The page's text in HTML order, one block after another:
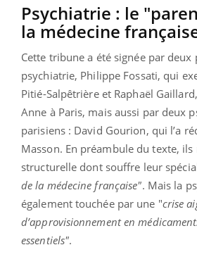
Psychiatrie : le
la médecine
Cette tribune a été signée par deux
psychiatrie, Philippe Fossati, qui
Pitié-Salpêtrière et Raphaël
Anne à Paris, mais aussi par deux
parisiens : David Gourion, qui l’a
Masson. En préambule du texte,
structurelle dont souffre leur
de la médecine française". Mais la
également touchée par une "crise
d’approvisionnement en
essentiels".